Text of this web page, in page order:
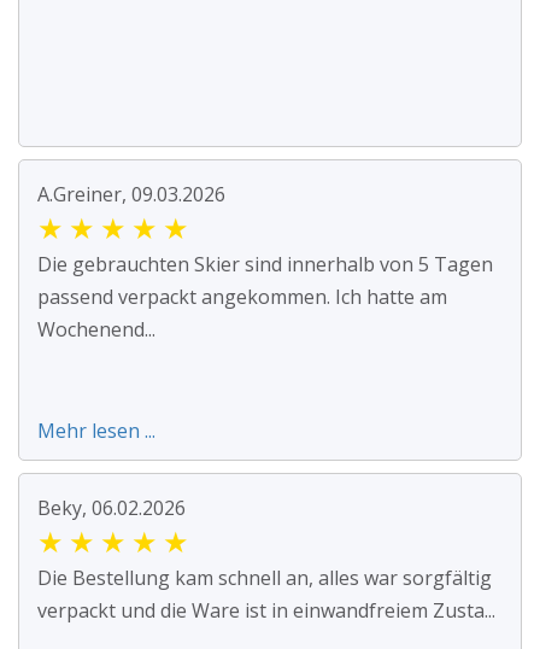
A.Greiner, 09.03.2026
★ ★ ★ ★ ★
Die gebrauchten Skier sind innerhalb von 5 Tagen
passend verpackt angekommen. Ich hatte am
Wochenend...
Mehr lesen ...
Beky, 06.02.2026
★ ★ ★ ★ ★
Die Bestellung kam schnell an, alles war sorgfältig
verpackt und die Ware ist in einwandfreiem Zusta...